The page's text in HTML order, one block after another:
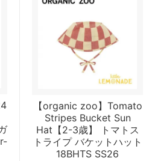
【organic zoo】Tomato
Stripes Bucket Sun
Hat【2-3歳】 トマトス
トライプ バケットハット
18BHTS SS26